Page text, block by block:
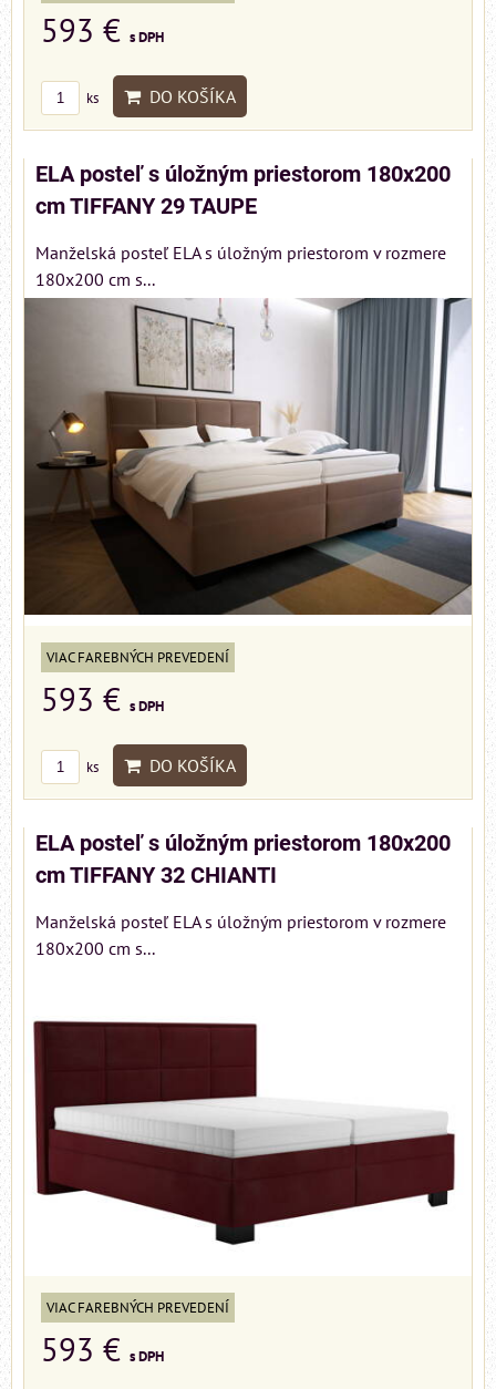
593 € s DPH
ks DO KOŠÍKA
ELA posteľ s úložným priestorom 180x200
cm TIFFANY 29 TAUPE
Manželská posteľ ELA s úložným priestorom v rozmere
180x200 cm s...
VIAC FAREBNÝCH PREVEDENÍ
593 € s DPH
ks DO KOŠÍKA
ELA posteľ s úložným priestorom 180x200
cm TIFFANY 32 CHIANTI
Manželská posteľ ELA s úložným priestorom v rozmere
180x200 cm s...
VIAC FAREBNÝCH PREVEDENÍ
593 € s DPH